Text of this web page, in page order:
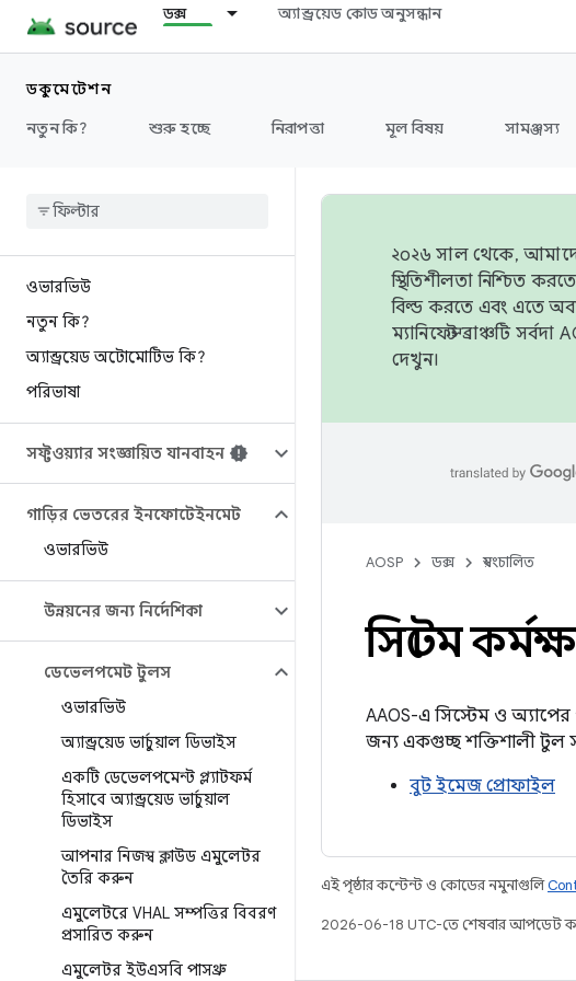
ডক্স অ্যান্ড্রয়েড কোড অনুসন্ধান
ডকুমেন্টেশন
নতুন কি?
শুরু হচ্ছে নিরাপত্তা মূল বিষয় সামঞ্জস্য
ওভারভিউ
নতুন কি?
অ্যান্ড্রয়েড অটোমোটিভ কি?
পরিভাষা
সফ্টওয়্যার সংজ্ঞায়িত যানবাহন
গাড়ির ভেতরের ইনফোটেইনমেন্ট
ওভারভিউ
উন্নয়নের জন্য নির্দেশিকা
ডেভেলপমেন্ট টুলস
ওভারভিউ
অ্যান্ড্রয়েড ভার্চুয়াল ডিভাইস
একটি ডেভেলপমেন্ট প্ল্যাটফর্ম
হিসাবে অ্যান্ড্রয়েড ভার্চুয়াল
ডিভাইস
আপনার নিজস্ব ক্লাউড এমুলেটর
তৈরি করুন
এমুলেটরে VHAL সম্পত্তির বিবরণ
প্রসারিত করুন
এমুলেটর ইউএসবি পাসথ্রু
২০২৬ সাল থেকে, আমাদের
স্থিতিশীলতা নিশ্চিত
বিল্ড করতে এবং এতে
ম্যানিফেস্ট ব্রাঞ্চটি
দেখুন।
AOSP ডক্স স্বয়ংচালিত
সিস্টেম
AAOS-এ সিস্টেম ও অ্যাপের
জন্য একগুচ্ছ শক্তিশালী টুল
বুট ইমেজ প্রোফাইল
এই পৃষ্ঠার কন্টেন্ট ও কোডের নমুনাগুলি
2026-06-18 UTC-তে শেষবার আপডেট